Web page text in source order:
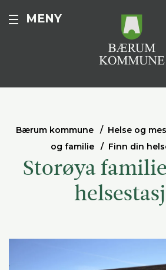
MENY
Bærum kommune Helse og
og familie
Finn din
Storøya